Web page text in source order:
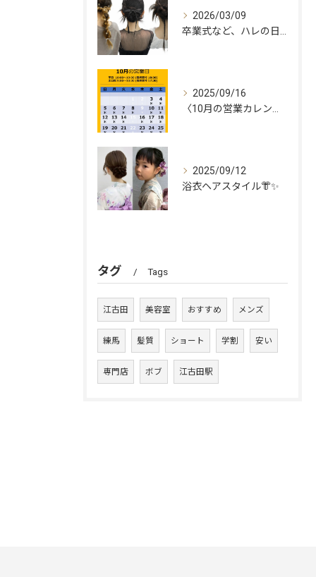
2026/03/09
2025/09/16
2025/09/12
浴衣ヘアスタイル👘✨
タグ Tags
江古田 美容室 おすすめ メンズ
練馬 髪質 ショート 学割 安い
専門店 ボブ 江古田駅